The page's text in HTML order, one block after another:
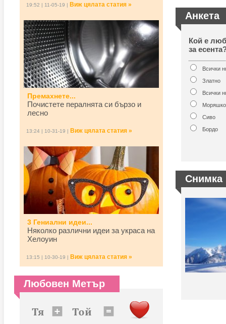
19:52 | 11-05-19 | Виж цялата статия »
Премахнете...
Почистете пералнята си бързо и
лесно
13:24 | 10-31-19 | Виж цялата статия »
3 Гениални идеи...
Няколко различни идеи за украса на
Хелоуин
13:15 | 10-30-19 | Виж цялата статия »
Любовен Метър
Анкета
Кой е
за
Всички
Златно
Всички
Сиво
Бордо
Снимка